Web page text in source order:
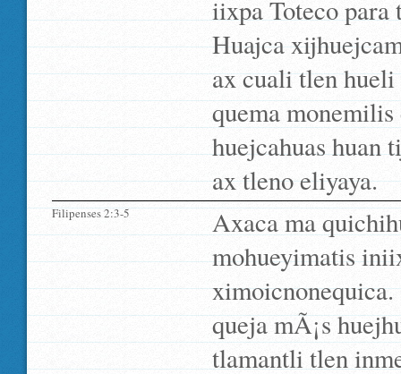
iixpa Toteco
Huajca
ax cuali tlen
quema
huejcahuas huan
ax tleno eliyaya.
Filipenses 2:3-5
Axaca ma
mohueyimatis
queja mÃ¡s
tlamantli tlen